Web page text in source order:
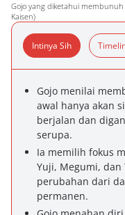
Gojo yang diketahui
Kaisen)
Intinya Sih
Gojo menilai
awal hanya akan
berjalan dan
serupa.
Ia memilih fokus
Yuji, Megumi,
perubahan dari
permanen.